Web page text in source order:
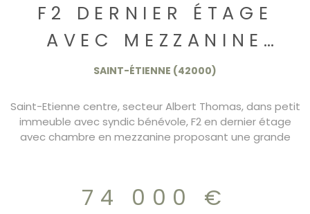
F2 DERNIER ÉTAGE
AVEC MEZZANINE
74.000€
SAINT-ÉTIENNE (42000)
Saint-Etienne centre, secteur Albert Thomas, dans petit
immeuble avec syndic bénévole, F2 en dernier étage
avec chambre en mezzanine proposant une grande
74 000 €